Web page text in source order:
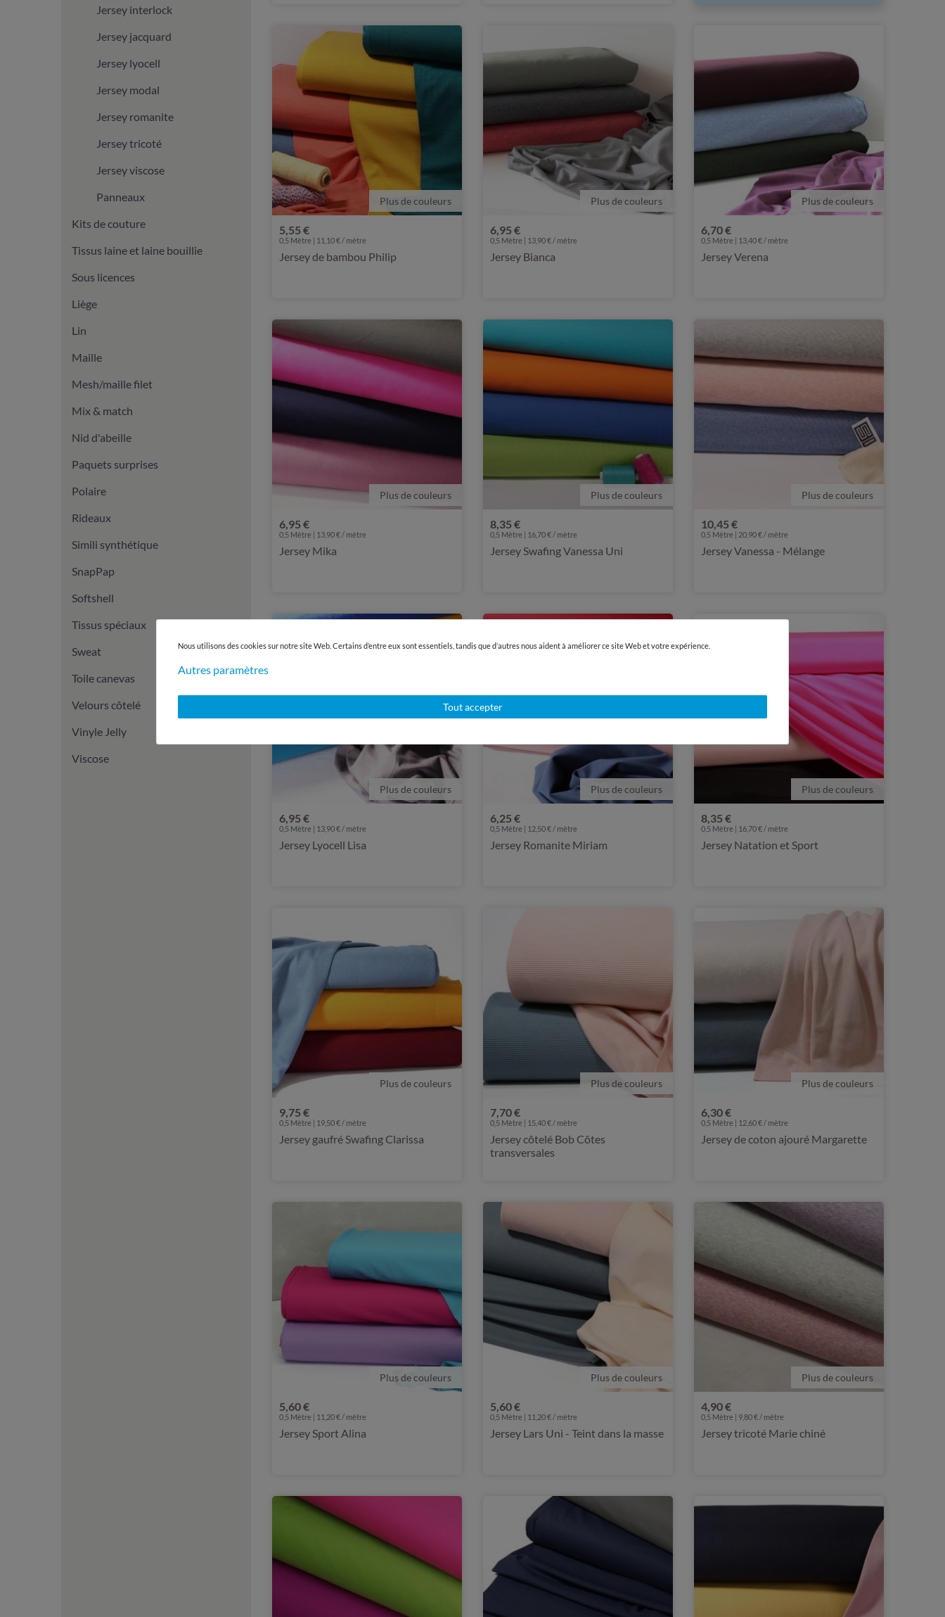
Jersey interlock
Jersey jacquard
Jersey lyocell
Jersey modal
Jersey romanite
Jersey tricoté
Jersey viscose
Panneaux
Kits de couture
Tissus laine et laine bouillie
Sous licences
Liège
Lin
Maille
Mesh/maille filet
Mix & match
Nid d'abeille
Paquets surprises
Polaire
Rideaux
Simili synthétique
SnapPap
Softshell
Tissus spéciaux
Sweat
Toile canevas
Velours côtelé
Vinyle Jelly
Viscose
Plus de couleurs
5,55 €
0,5 Mètre | 11,10 € / mètre
Jersey de bambou Philip
Plus de couleurs
6,95 €
0,5 Mètre | 13,90 € / mètre
Jersey Bianca
Plus de couleurs
6,70 €
0,5 Mètre | 13,40 € / mètre
Jersey Verena
Plus de couleurs
6,95 €
0,5 Mètre | 13,90 € / mètre
Jersey Mika
Plus de couleurs
8,35 €
0,5 Mètre | 16,70 € / mètre
Jersey Swafing Vanessa Uni
Plus de couleurs
10,45 €
0,5 Mètre | 20,90 € / mètre
Jersey Vanessa - Mélange
Plus de couleurs
6,95 €
0,5 Mètre | 13,90 € / mètre
Jersey Lyocell Lisa
Plus de couleurs
6,25 €
0,5 Mètre | 12,50 € / mètre
Jersey Romanite Miriam
Plus de couleurs
8,35 €
0,5 Mètre | 16,70 € / mètre
Jersey Natation et Sport
Plus de couleurs
9,75 €
0,5 Mètre | 19,50 € / mètre
Jersey gaufré Swafing Clarissa
Plus de couleurs
7,70 €
0,5 Mètre | 15,40 € / mètre
Jersey côtelé Bob Côtes
transversales
Plus de couleurs
6,30 €
0,5 Mètre | 12,60 € / mètre
Jersey de coton ajouré Margarette
Plus de couleurs
5,60 €
0,5 Mètre | 11,20 € / mètre
Jersey Sport Alina
Plus de couleurs
5,60 €
0,5 Mètre | 11,20 € / mètre
Jersey Lars Uni - Teint dans la masse
Plus de couleurs
4,90 €
0,5 Mètre | 9,80 € / mètre
Jersey tricoté Marie chiné
Nous utilisons des cookies sur notre site Web. Certains d’entre eux sont essentiels, tandis que d’autres nous aident à améliorer ce site Web et votre expérience.
Autres paramètres
Tout accepter